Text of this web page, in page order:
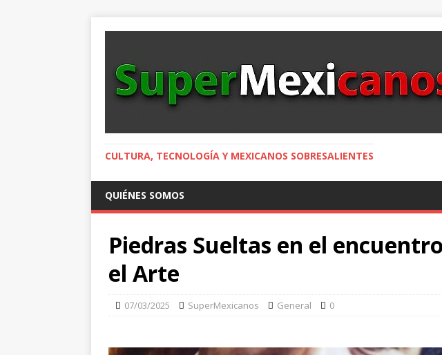
CULTURA, TECNOLOGÍA Y MEXICANOS SOBRESALIENTES
QUIÉNES SOMOS
Piedras Sueltas en el
el Arte
07/03/2025 SuperMexicanos General 0